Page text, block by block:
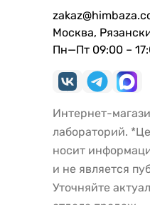
Москва,
Пн—Пт 09:00 –
Интернет-
лабораторий.
носит
и не является
Уточняйте